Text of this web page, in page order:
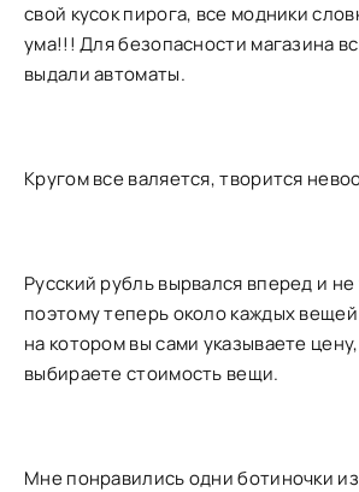
свой кусок пирога, все модники
ума!!! Для безопасности магазина
выдали автоматы.
Кругом все валяется, творится
Русский рубль вырвался вперед и
поэтому теперь около каждых
на котором вы сами указываете
выбираете стоимость вещи.
Мне понравились одни ботиночки